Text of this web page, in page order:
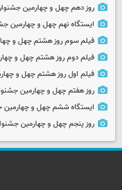
روز دهم چهل و چهارمین
ایستگاه نهم چهل و چهارمین
فیلم سوم روز هشتم چهل و
فیلم دوم روز هشتم چهل و
فیلم اول روز هشتم چهل و
روز هفتم چهل و چهارمین
ایستگاه ششم چهل و چهارمین
روز پنجم چهل و چهارمین